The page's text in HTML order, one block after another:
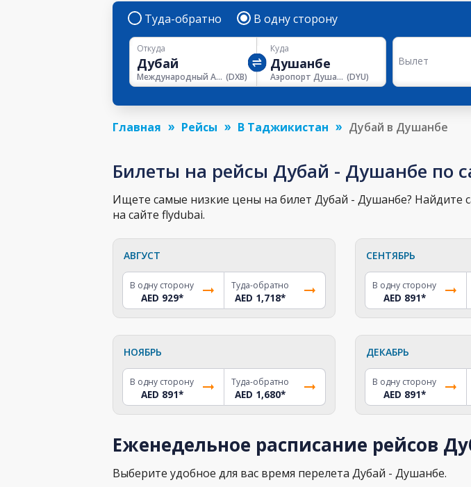
Туда-обратно В одну сторону
Откуда
Международный Аэропорт Дубая (DXB)
Куда
Аэропорт Душанбе (DYU)
Вылет
Главная Рейсы В Таджикистан Дубай в Душанбе
Билеты на рейсы Дубай - Душанбе по
Ищете самые низкие цены на билет Дубай - Душанбе? Найдите
на сайте flydubai.
АВГУСТ
В одну сторону
AED 929*
Туда-обратно
AED 1,718*
СЕНТЯБРЬ
В одну сторону
AED 891*
НОЯБРЬ
В одну сторону
AED 891*
Туда-обратно
AED 1,680*
ДЕКАБРЬ
В одну сторону
AED 891*
Еженедельное расписание рейсов
Выберите удобное для вас время перелета Дубай - Душанбе.